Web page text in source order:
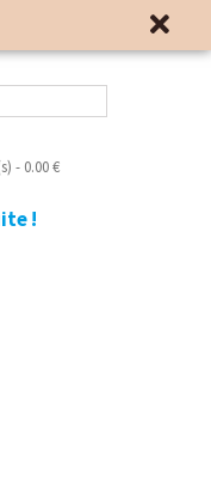
- 0.00 €
!